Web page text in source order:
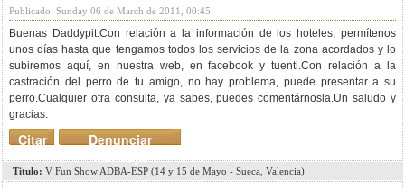
Publicado: Sunday 06 de March de 2011, 00:45
Buenas Daddypit:Con relación a la información de los hoteles, permítenos
unos días hasta que tengamos todos los servicios de la zona acordados y lo
subiremos aquí, en nuestra web, en facebook y tuenti.Con relación a la
castración del perro de tu amigo, no hay problema, puede presentar a su
perro.Cualquier otra consulta, ya sabes, puedes comentárnosla.Un saludo y
gracias.
Denunciar
mensaje
Citar
Titulo: V Fun Show ADBA-ESP (14 y 15 de Mayo - Sueca, Valencia)